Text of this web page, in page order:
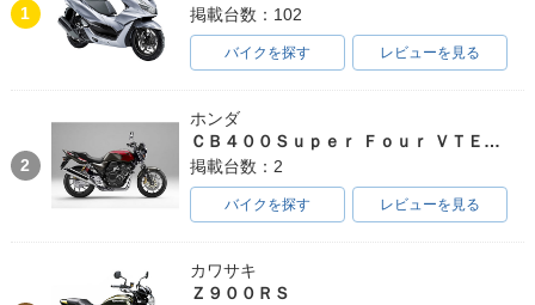
1
掲載台数：102
バイクを探す レビューを見る
2
ホンダ
ＣＢ４００Ｓｕｐｅｒ Ｆｏｕｒ ＶＴＥＣ ＳＰＥＣ３
掲載台数：2
バイクを探す レビューを見る
カワサキ
Ｚ９００ＲＳ